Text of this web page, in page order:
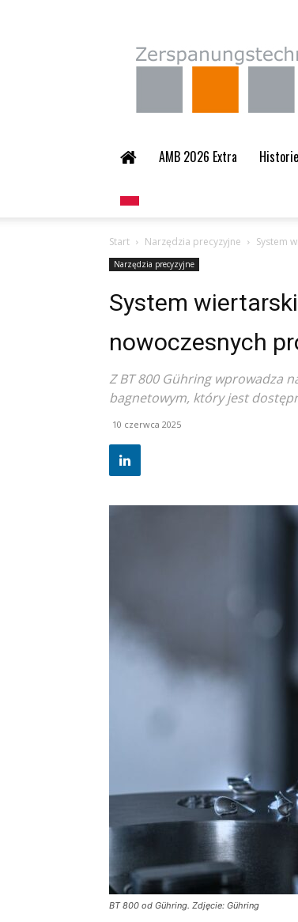
AMB 2026 Extra
Start Narzędzia precyzyjne System
Narzędzia precyzyjne
System
nowoczesnych
Z BT 800 Gühring wprowadza
bagnetowym, który jest
10 czerwca 2025
BT 800 od Gühring. Zdjęcie: Gühring